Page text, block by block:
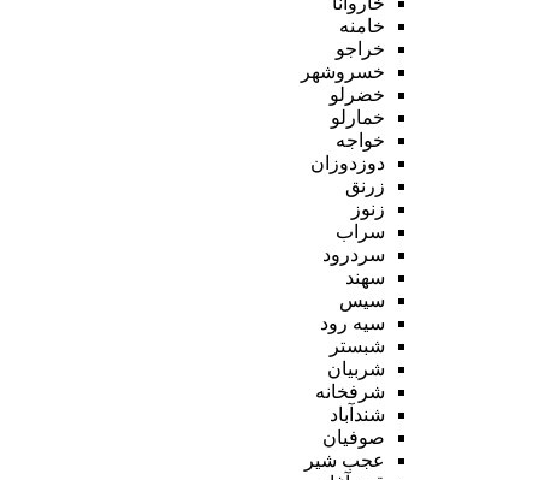
خامنه
خراجو
خسروشهر
خضرلو
خمارلو
خواجه
دوزدوزان
زرنق
زنوز
سراب
سردرود
سهند
سیس
سیه رود
شبستر
شربیان
شرفخانه
شندآباد
صوفیان
عجب شیر